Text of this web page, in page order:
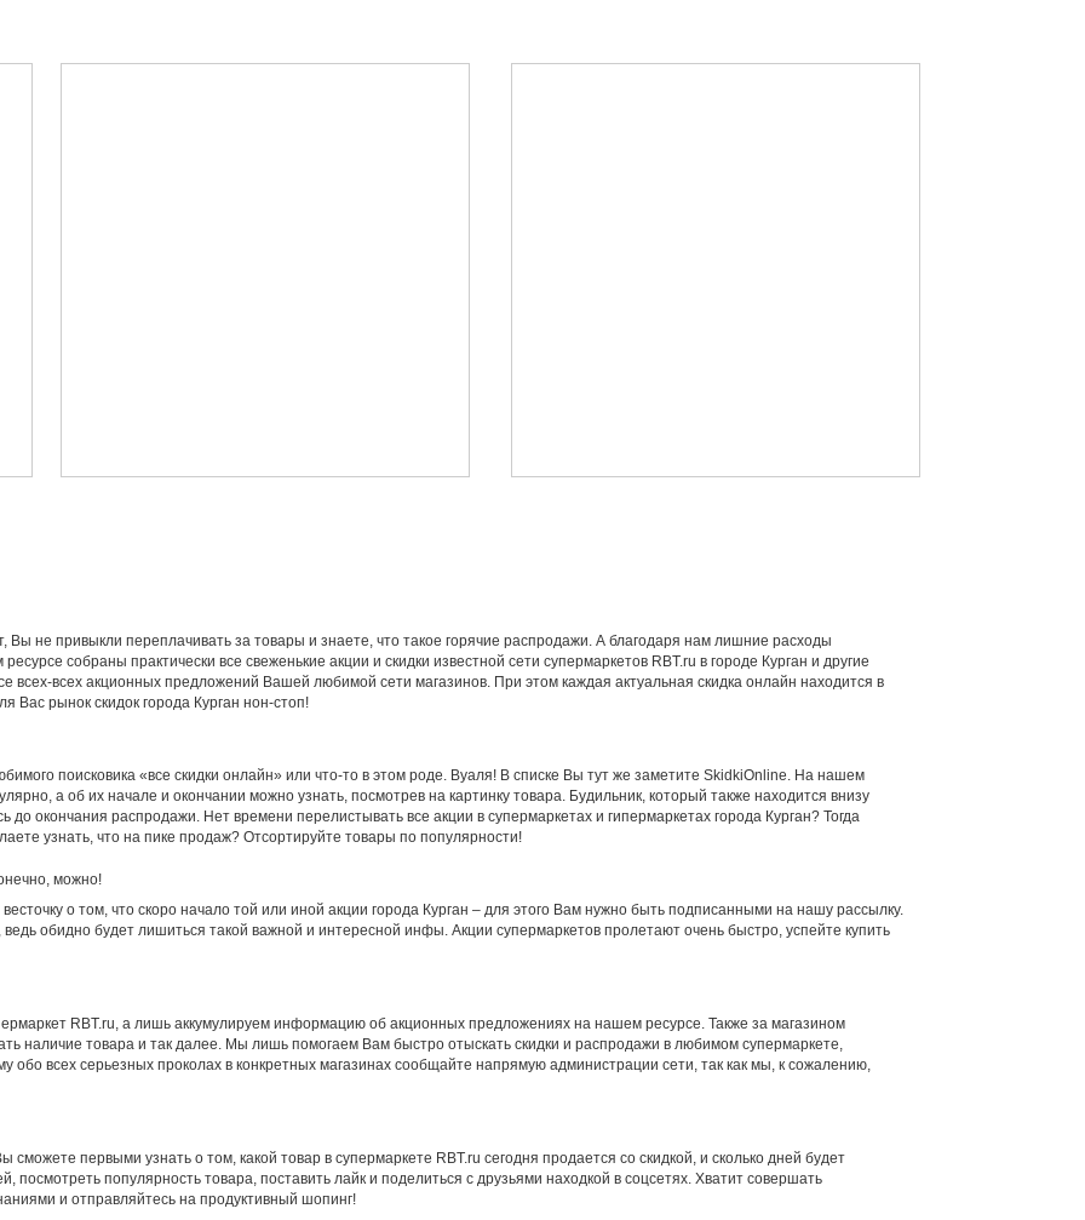
не привыкли переплачивать за товары и знаете, что такое горячие распродажи. А благодаря нам лишние расходы
собраны практически все свеженькие акции и скидки известной сети супермаркетов RBT.ru в городе Курган и другие
всех-всех акционных предложений Вашей любимой сети магазинов. При этом каждая актуальная скидка онлайн находится в
рынок скидок города Курган нон-стоп!
поисковика «все скидки онлайн» или что-то в этом роде. Вуаля! В списке Вы тут же заметите SkidkiOnline. На нашем
а об их начале и окончании можно узнать, посмотрев на картинку товара. Будильник, который также находится внизу
до окончания распродажи. Нет времени перелистывать все акции в супермаркетах и гипермаркетах города Курган? Тогда
узнать, что на пике продаж? Отсортируйте товары по популярности!
можно!
о том, что скоро начало той или иной акции города Курган – для этого Вам нужно быть подписанными на нашу рассылку.
обидно будет лишиться такой важной и интересной инфы. Акции супермаркетов пролетают очень быстро, успейте купить
RBT.ru, а лишь аккумулируем информацию об акционных предложениях на нашем ресурсе. Также за магазином
наличие товара и так далее. Мы лишь помогаем Вам быстро отыскать скидки и распродажи в любимом супермаркете,
обо всех серьезных проколах в конкретных магазинах сообщайте напрямую администрации сети, так как мы, к сожалению,
первыми узнать о том, какой товар в супермаркете RBT.ru сегодня продается со скидкой, и сколько дней будет
посмотреть популярность товара, поставить лайк и поделиться с друзьями находкой в соцсетях. Хватит совершать
и отправляйтесь на продуктивный шопинг!